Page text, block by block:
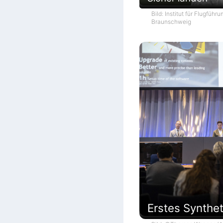
Bild: Institut für
Braunschweig
Erstes